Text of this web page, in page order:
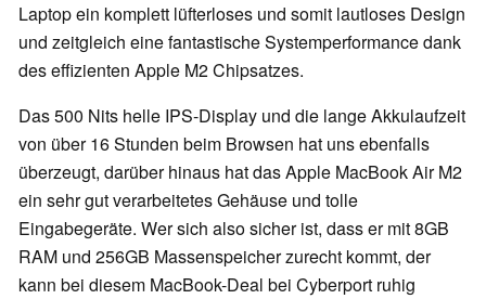
Laptop ein komplett lüfterloses und somit lautloses Design
und zeitgleich eine fantastische Systemperformance dank
des effizienten Apple M2 Chipsatzes.
Das 500 Nits helle IPS-Display und die lange Akkulaufzeit
von über 16 Stunden beim Browsen hat uns ebenfalls
überzeugt, darüber hinaus hat das Apple MacBook Air M2
ein sehr gut verarbeitetes Gehäuse und tolle
Eingabegeräte. Wer sich also sicher ist, dass er mit 8GB
RAM und 256GB Massenspeicher zurecht kommt, der
kann bei diesem MacBook-Deal bei Cyberport ruhig